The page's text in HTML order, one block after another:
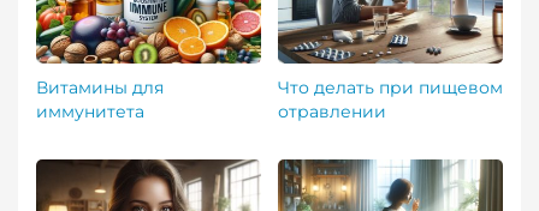
Витамины для
иммунитета
Что делать при пищевом
отравлении